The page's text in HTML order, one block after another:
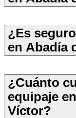
¿Es
en Abadía
¿Cuánto
equipaje
Víctor?